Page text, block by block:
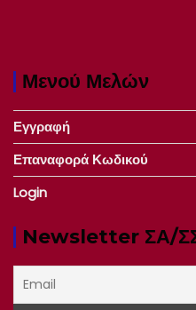
Μενού Μελών
Εγγραφή
Επαναφορά Κωδικού
Login
Newsletter ΣΑ/